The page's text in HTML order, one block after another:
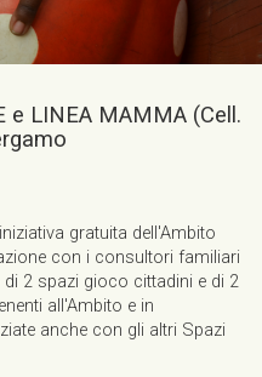
e LINEA MAMMA (Cell.
gratuita dell'Ambito
con i consultori familiari
2 spazi gioco cittadini e di 2
all'Ambito e in
anche con gli altri Spazi